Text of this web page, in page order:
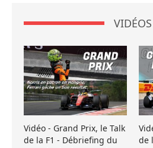
VIDÉOS
Vidéo - Grand Prix, le Talk
de la F1 - Débriefing du
de